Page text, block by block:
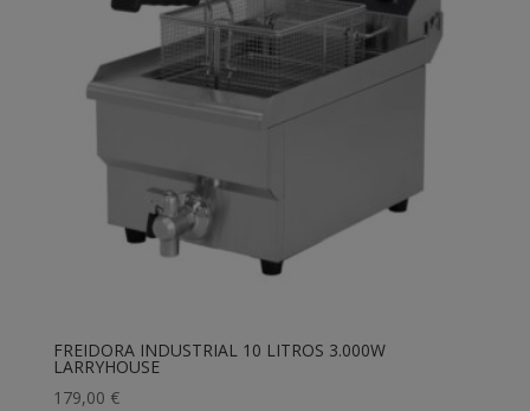
FREIDORA INDUSTRIAL 10 LITROS 3.000W
LARRYHOUSE
179,00 €